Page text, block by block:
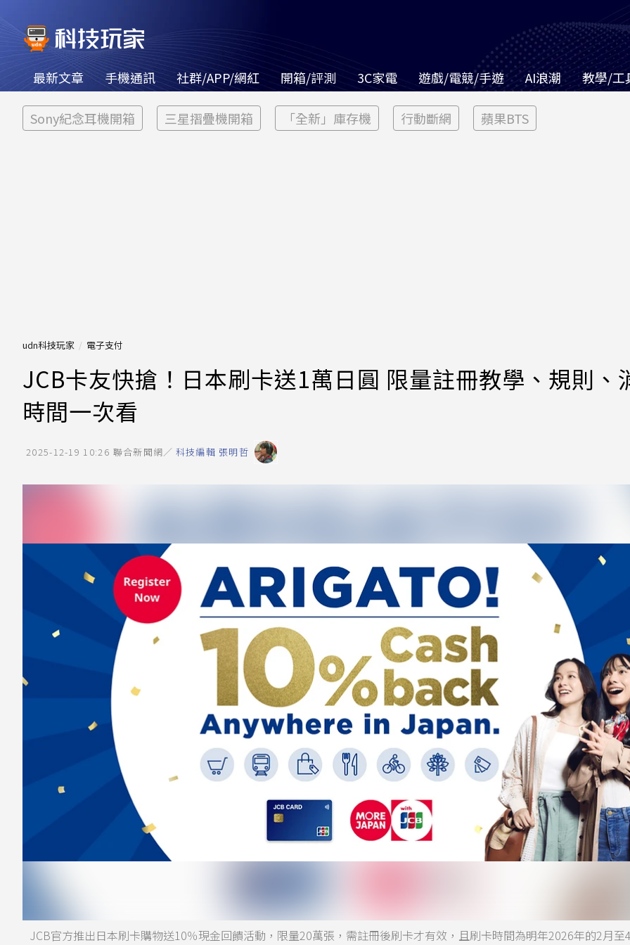
最新文章 手機通訊 社群/APP/網紅 開箱/評測 3C家電 遊戲/電競/手遊 AI浪潮 教學/工
Sony紀念耳機開箱 三星摺疊機開箱 「全新」庫存機 行動斷網 蘋果BTS
udn科技玩家 電子支付
JCB卡友快搶！日本刷卡送1萬日圓 限量註冊教學、規則、
時間一次看
2025-12-19 10:26 聯合新聞網／ 科技編輯 張明哲
JCB官方推出日本刷卡購物送10％現金回饋活動，限量20萬張，需註冊後刷卡才有效，且刷卡時間為明年2026年的2月至